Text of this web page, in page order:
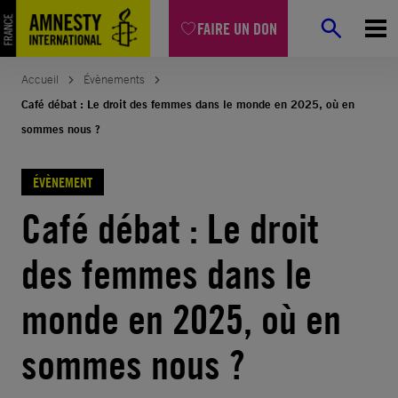
FAIRE UN DON
Accueil
Évènements
Café débat : Le droit des femmes dans le monde en 2025, où en
sommes nous ?
ÉVÈNEMENT
Café débat : Le droit
des femmes dans le
monde en 2025, où en
sommes nous ?